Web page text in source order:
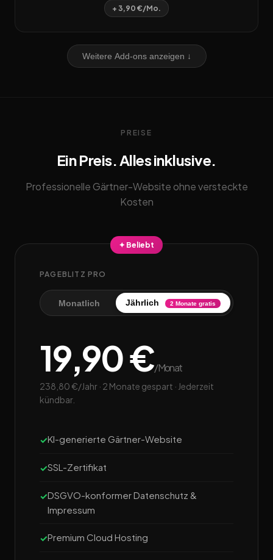
+ 3,90 €/Mo.
Weitere Add-ons anzeigen ↓
PREISE
Ein Preis. Alles inklusive.
Professionelle Gärtner-Website ohne versteckte
Kosten
✦ Beliebt
PAGEBLITZ PRO
Monatlich Jährlich 2 Monate gratis
19,90 €/Monat
238,80 €/Jahr · 2 Monate gespart · Jederzeit
kündbar.
KI-generierte Gärtner-Website
SSL-Zertifikat
DSGVO-konformer Datenschutz &
Impressum
Premium Cloud Hosting